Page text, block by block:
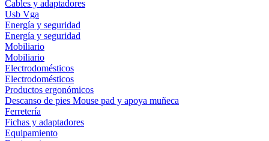
Cables y adaptadores
Usb Vga
Energía y seguridad
Energía y seguridad
Mobiliario
Mobiliario
Electrodomésticos
Electrodomésticos
Productos ergonómicos
Descanso de pies Mouse pad y apoya muñeca
Ferretería
Fichas y adaptadores
Equipamiento